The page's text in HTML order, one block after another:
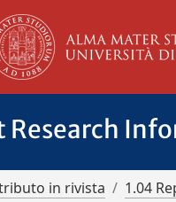
Research
in rivista 1.04